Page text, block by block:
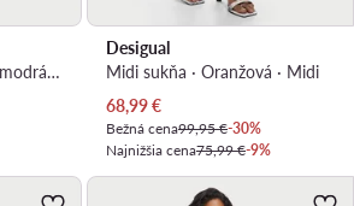
Košeľové šaty · Svetlo modrá · Midi
Desigual
Midi sukňa · Oranžová · Midi
Aktuálna cena
68,99€
Bežná cena99,95 €-30%
Najnižšia cena75,99 €-9%